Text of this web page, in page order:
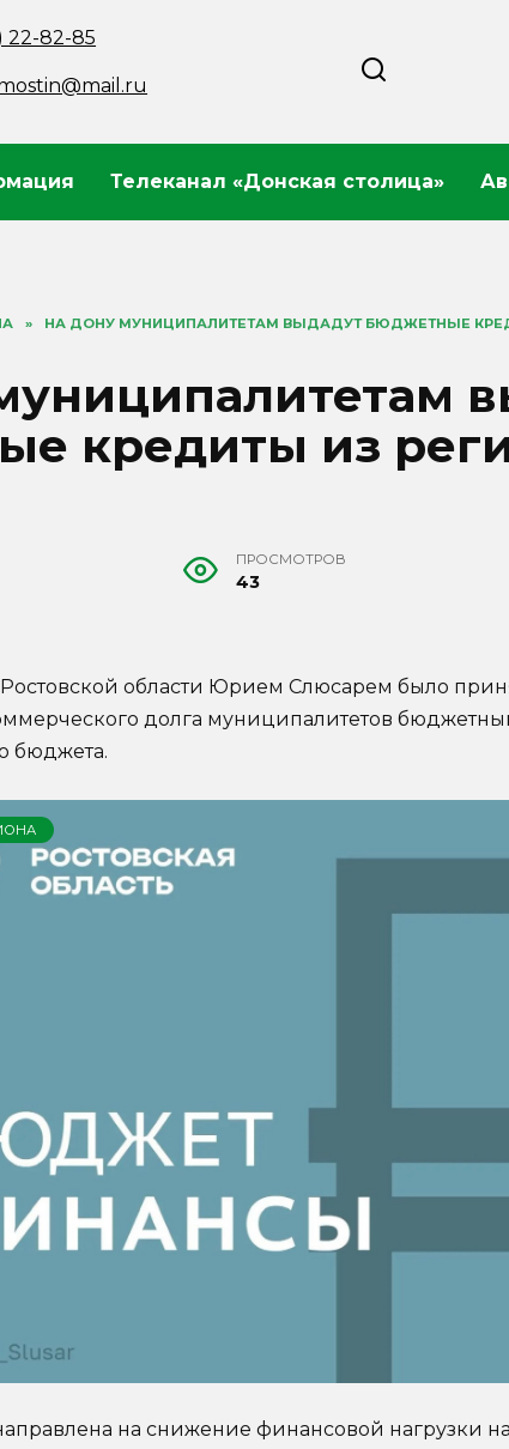
22-82-85
Телеканал «Донская столица»
» НА ДОНУ МУНИЦИПАЛИТЕТАМ ВЫДАДУТ БЮДЖЕТНЫЕ
кредиты из
ПРОСМОТРОВ
43
Ростовской области Юрием Слюсарем было
долга муниципалитетов
бюджета.
на снижение финансовой нагрузки